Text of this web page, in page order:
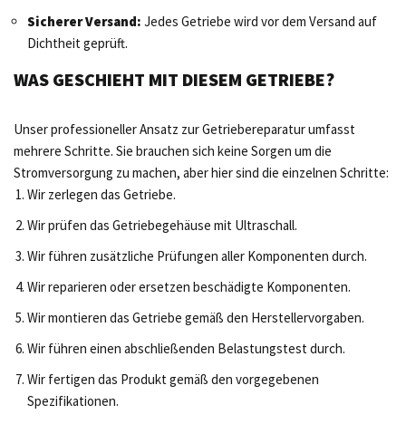
Sicherer Versand: Jedes Getriebe wird vor dem Versand auf
Dichtheit geprüft.
WAS GESCHIEHT MIT DIESEM GETRIEBE?
Unser professioneller Ansatz zur Getriebereparatur umfasst
mehrere Schritte. Sie brauchen sich keine Sorgen um die
Stromversorgung zu machen, aber hier sind die einzelnen Schritte:
Wir zerlegen das Getriebe.
Wir prüfen das Getriebegehäuse mit Ultraschall.
Wir führen zusätzliche Prüfungen aller Komponenten durch.
Wir reparieren oder ersetzen beschädigte Komponenten.
Wir montieren das Getriebe gemäß den Herstellervorgaben.
Wir führen einen abschließenden Belastungstest durch.
Wir fertigen das Produkt gemäß den vorgegebenen
Spezifikationen.